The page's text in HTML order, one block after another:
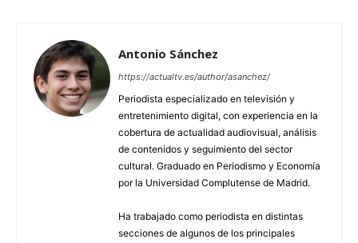
Antonio Sánchez
https://actualtv.es/author/asanchez/
Periodista especializado en televisión y
entretenimiento digital, con experiencia en la
cobertura de actualidad audiovisual, análisis
de contenidos y seguimiento del sector
cultural. Graduado en Periodismo y Economía
por la Universidad Complutense de Madrid.
Ha trabajado como periodista en distintas
secciones de algunos de los principales